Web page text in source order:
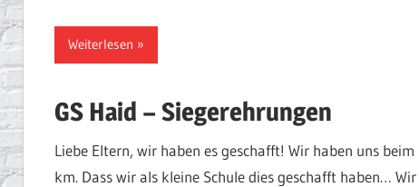
Weiterlesen
GS Haid – Siegerehrungen
Liebe Eltern, wir haben es geschafft! Wir haben uns
km. Dass wir als kleine Schule dies geschafft haben…